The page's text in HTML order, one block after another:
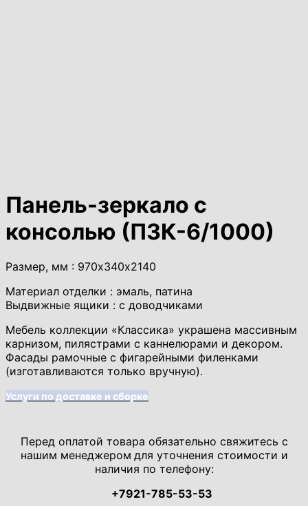
Панель-зеркало с
консолью (ПЗК-6/1000)
Размер, мм : 970х340х2140
Материал отделки : эмаль, патина
Выдвижные ящики : с доводчиками
Мебель коллекции «Классика» украшена массивным
карнизом, пилястрами с каннелюрами и декором.
Фасады рамочные с фигарейными филенками
(изготавливаются только вручную).
Услуги по доставке и сборке
Перед оплатой товара обязательно свяжитесь с
нашим менеджером для уточнения стоимости и
наличия по телефону:
+7921-785-53-53